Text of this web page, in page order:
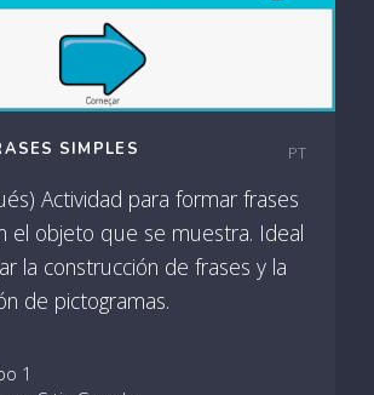
SIMPLES PT
Actividad para formar frases
el objeto que se muestra. Ideal
la construcción de frases y la
de pictogramas.
1